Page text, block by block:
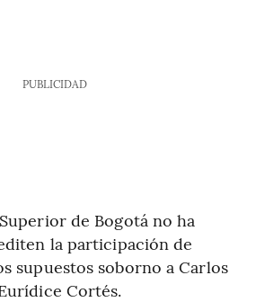
PUBLICIDAD
de Bogotá no ha
la participación de
supuestos soborno a Carlos
Cortés.